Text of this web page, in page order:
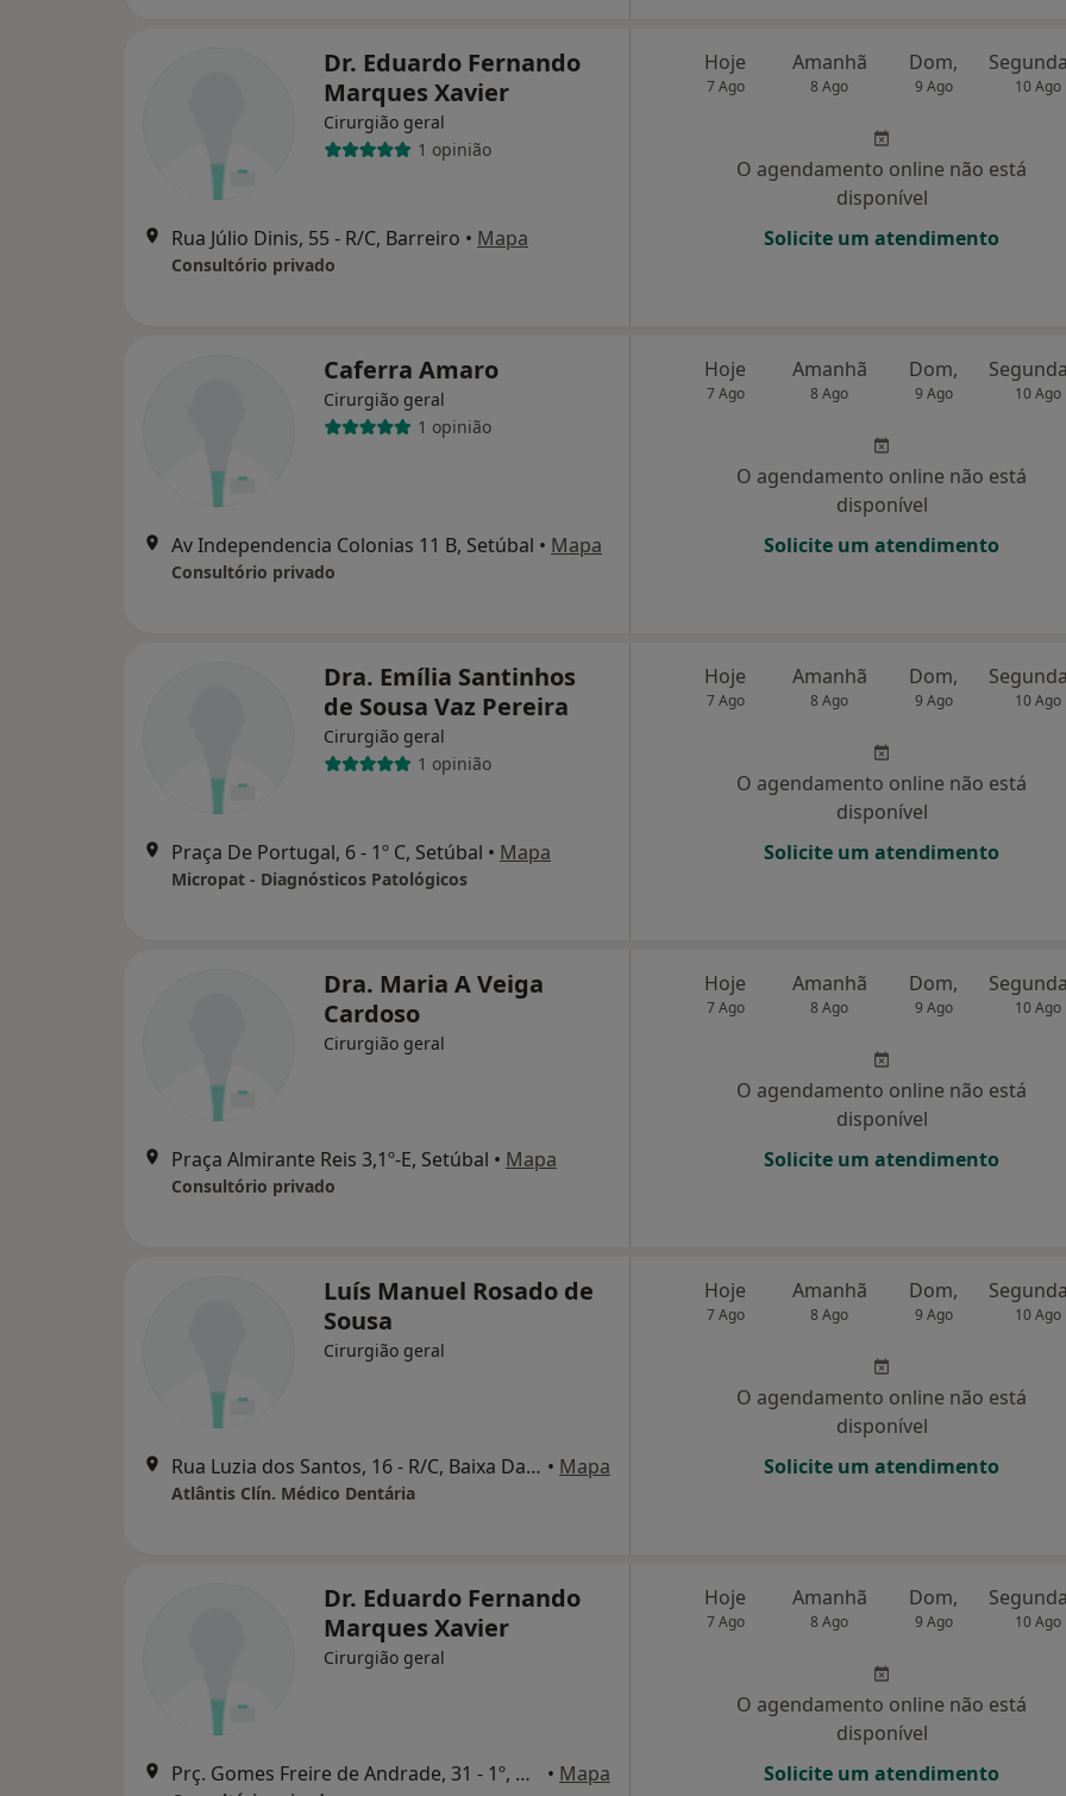
Dr. Eduardo Fernando
Marques Xavier
Cirurgião geral
1 opinião
Rua Júlio Dinis, 55 - R/C, Barreiro • Mapa
Consultório privado
Hoje
7 Ago
Amanhã
8 Ago
Dom,
9 Ago 10 Ago
O agendamento online não está
disponível
Solicite um atendimento
Caferra Amaro
Cirurgião geral
1 opinião
Av Independencia Colonias 11 B, Setúbal • Mapa
Consultório privado
Hoje
7 Ago
Amanhã
8 Ago
Dom,
9 Ago 10 Ago
O agendamento online não está
disponível
Solicite um atendimento
Dra. Emília Santinhos
de Sousa Vaz Pereira
Cirurgião geral
1 opinião
Praça De Portugal, 6 - 1º C, Setúbal • Mapa
Micropat - Diagnósticos Patológicos
Hoje
7 Ago
Amanhã
8 Ago
Dom,
9 Ago 10 Ago
O agendamento online não está
disponível
Solicite um atendimento
Dra. Maria A Veiga
Cardoso
Cirurgião geral
Praça Almirante Reis 3,1º-E, Setúbal • Mapa
Consultório privado
Hoje
7 Ago
Amanhã
8 Ago
Dom,
9 Ago 10 Ago
O agendamento online não está
disponível
Solicite um atendimento
Luís Manuel Rosado de
Sousa
Cirurgião geral
Rua Luzia dos Santos, 16 - R/C, Baixa Da Banheira • Mapa
Atlântis Clín. Médico Dentária
Hoje
7 Ago
Amanhã
8 Ago
Dom,
9 Ago 10 Ago
O agendamento online não está
disponível
Solicite um atendimento
Dr. Eduardo Fernando
Marques Xavier
Cirurgião geral
Prç. Gomes Freire de Andrade, 31 - 1º, Montijo • Mapa
Hoje
7 Ago
Amanhã
8 Ago
Dom,
9 Ago 10 Ago
O agendamento online não está
disponível
Solicite um atendimento